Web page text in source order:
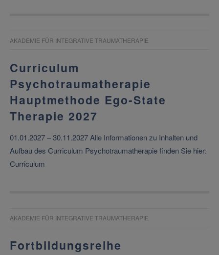
AKADEMIE FÜR INTEGRATIVE TRAUMATHERAPIE
Curriculum
Psychotraumatherapie
Hauptmethode Ego-State
Therapie 2027
01.01.2027 – 30.11.2027 Alle Informationen zu Inhalten und
Aufbau des Curriculum Psychotraumatherapie finden Sie hier:
Curriculum
AKADEMIE FÜR INTEGRATIVE TRAUMATHERAPIE
Fortbildungsreihe